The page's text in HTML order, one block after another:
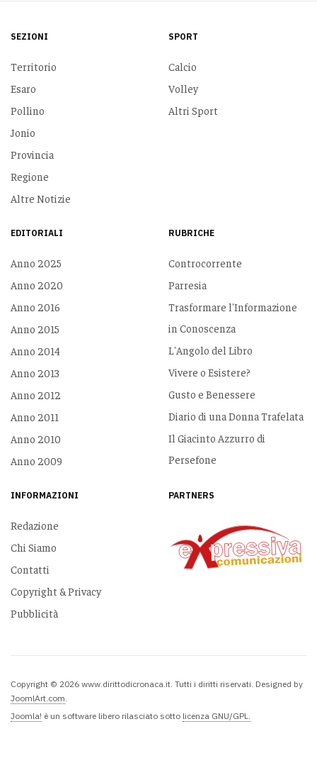
SEZIONI
Territorio
Esaro
Pollino
Jonio
Provincia
Regione
Altre Notizie
SPORT
Calcio
Volley
Altri Sport
EDITORIALI
Anno 2025
Anno 2020
Anno 2016
Anno 2015
Anno 2014
Anno 2013
Anno 2012
Anno 2011
Anno 2010
Anno 2009
RUBRICHE
Controcorrente
Parresia
Trasformare l'Informazione
in Conoscenza
L'Angolo del Libro
Vivere o Esistere?
Gusto e Benessere
Diario di una Donna Trafelata
Il Giacinto Azzurro di
Persefone
INFORMAZIONI
Redazione
Chi Siamo
Contatti
Copyright & Privacy
Pubblicità
PARTNERS
Copyright © 2026 www.dirittodicronaca.it. Tutti i diritti riservati. Designed by
JoomlArt.com
Joomla! è un software libero rilasciato sotto licenza GNU/GPL.